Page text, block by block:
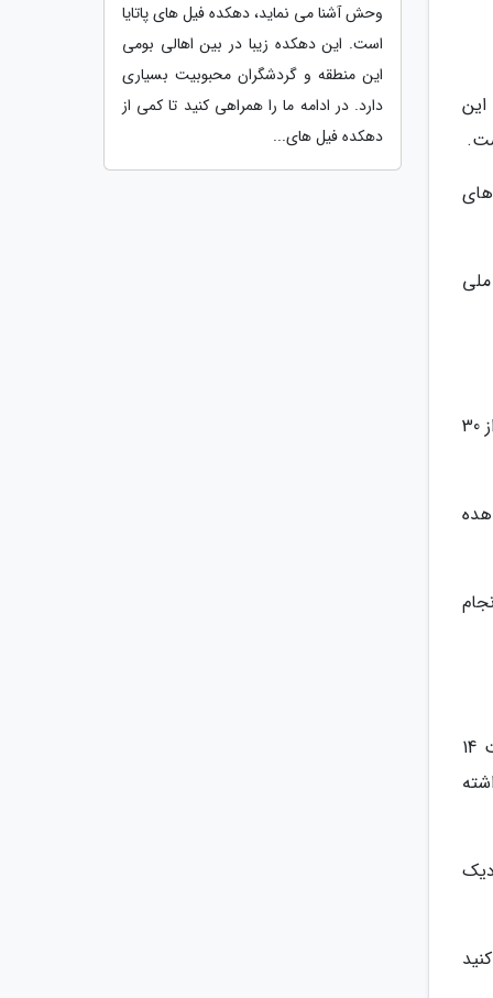
این
یکی دیگر از جاذبه‌های دیدنی هواهین، باغ پروانه‌های آن است. این باغ که در سال 2003 تأسیس شده، دربردارنده بیش از 30
پارک مجسمه‌های دایناسور هواهین حاوی بیش از 100 مجسمه دایناسور به اندازه واقعی است که در فضایی به مساحت 14
وحش آشنا می نماید، دهکده فیل های پاتایا
است. این دهکده زیبا در بین اهالی بومی
این منطقه و گردشگران محبوبیت بسیاری
دارد. در ادامه ما را همراهی کنید تا کمی از
دهکده فیل های...